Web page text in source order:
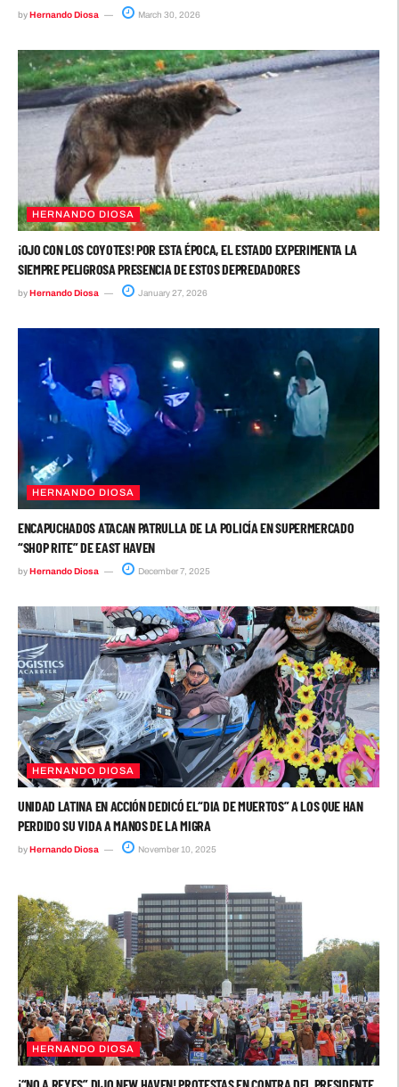
byHernando Diosa March 30, 2026
HERNANDO DIOSA
¡OJO CON LOS COYOTES! POR ESTA ÉPOCA, EL ESTADO EXPERIMENTA LA
SIEMPRE PELIGROSA PRESENCIA DE ESTOS DEPREDADORES
byHernando Diosa January 27, 2026
HERNANDO DIOSA
ENCAPUCHADOS ATACAN PATRULLA DE LA POLICÍA EN SUPERMERCADO
“SHOP RITE” DE EAST HAVEN
byHernando Diosa December 7, 2025
HERNANDO DIOSA
UNIDAD LATINA EN ACCIÓN DEDICÓ EL“DIA DE MUERTOS” A LOS QUE HAN
PERDIDO SU VIDA A MANOS DE LA MIGRA
byHernando Diosa November 10, 2025
HERNANDO DIOSA